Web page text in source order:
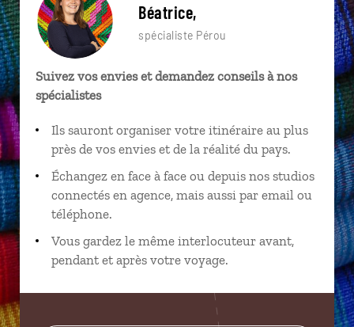
Béatrice,
spécialiste Pérou
Suivez vos envies et demandez conseils à nos
spécialistes
Ils sauront organiser votre itinéraire au plus
près de vos envies et de la réalité du pays.
Échangez en face à face ou depuis nos studios
connectés en agence, mais aussi par email ou
téléphone.
Vous gardez le même interlocuteur avant,
pendant et après votre voyage.